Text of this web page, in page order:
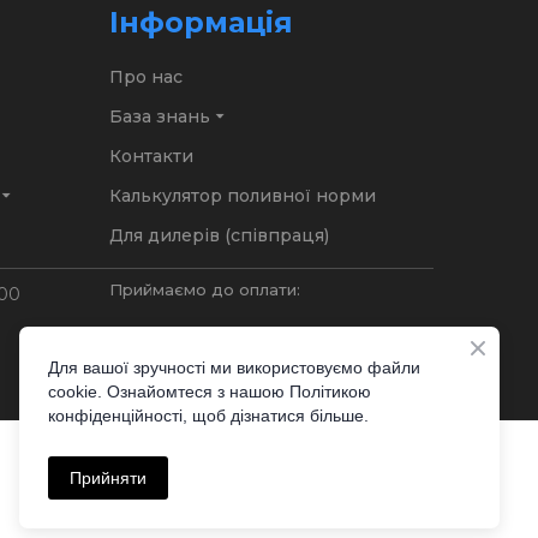
Інформація
Про нас
База знань
Контакти
Калькулятор поливної норми
Для дилерів (співпраця)
Приймаємо до оплати:
Слідкувати:
Для вашої зручності ми використовуємо файли
cookie. Ознайомтеся з нашою Політикою
конфіденційності, щоб дізнатися більше.
Прийняти